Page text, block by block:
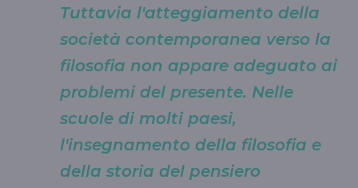
Tuttavia l'atteggiamento della
società contemporanea verso la
filosofia non appare adeguato ai
problemi del presente. Nelle
scuole di molti paesi,
l'insegnamento della filosofia e
della storia del pensiero